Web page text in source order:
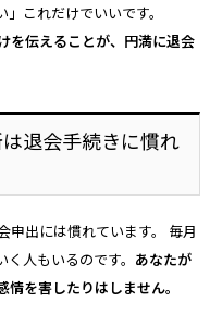
これだけでいいです。
を伝えることが、円満に退会
退会手続きに慣れ
申出には慣れています。 毎月
人もいるのです。 あなたが
を害したりはしません。